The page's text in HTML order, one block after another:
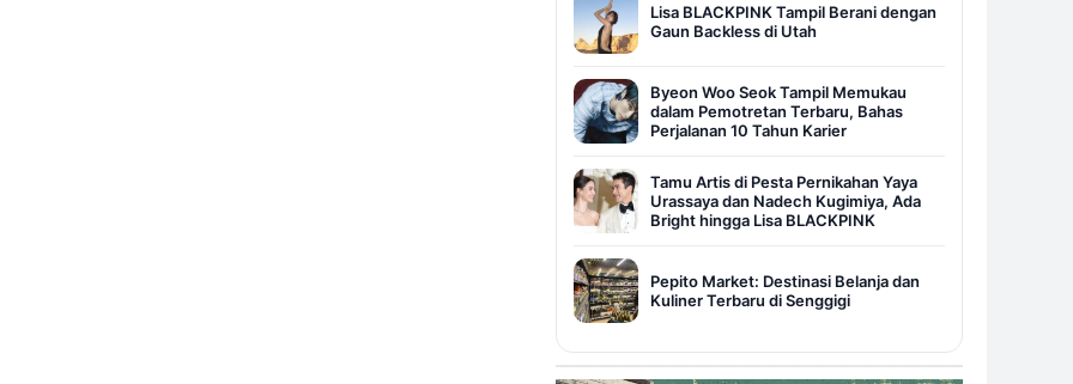
Lisa BLACKPINK Tampil Berani dengan
Gaun Backless di Utah
Byeon Woo Seok Tampil Memukau
dalam Pemotretan Terbaru, Bahas
Perjalanan 10 Tahun Karier
Tamu Artis di Pesta Pernikahan Yaya
Urassaya dan Nadech Kugimiya, Ada
Bright hingga Lisa BLACKPINK
Pepito Market: Destinasi Belanja dan
Kuliner Terbaru di Senggigi